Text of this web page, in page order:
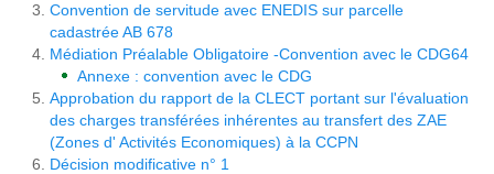
Convention de servitude avec ENEDIS sur parcelle
cadastrée AB 678
Médiation Préalable Obligatoire -Convention avec le CDG64
Annexe : convention avec le CDG
Approbation du rapport de la CLECT portant sur l'évaluation
des charges transférées inhérentes au transfert des ZAE
(Zones d' Activités Economiques) à la CCPN
Décision modificative n° 1